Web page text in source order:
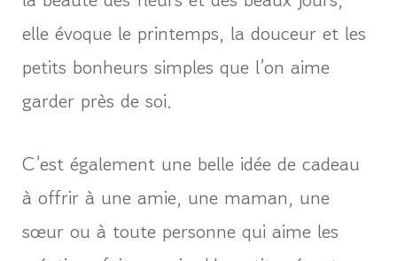
elle évoque le printemps, la douceur et les
petits bonheurs simples que l’on aime
garder près de soi.
C’est également une belle idée de cadeau
à offrir à une amie, une maman, une
sœur ou à toute personne qui aime les